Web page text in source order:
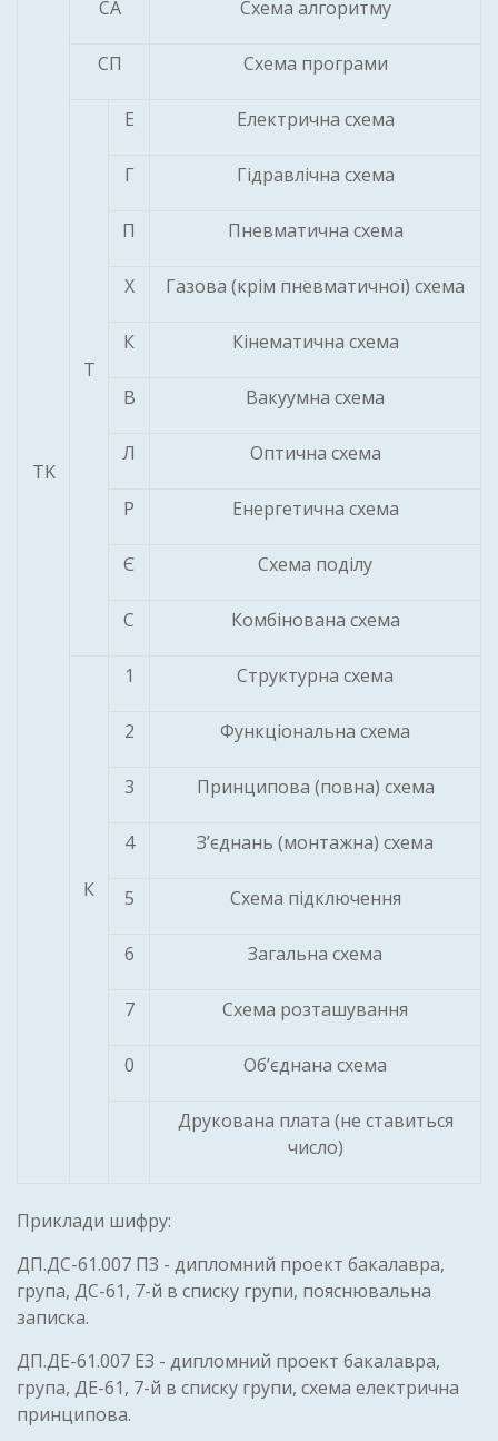
TK
СА Схема алгоритму
СП Схема програми
Т
Е Електрична схема
Г Гідравлічна схема
П Пневматична схема
Х Газова (крім пневматичної) схема
К Кінематична схема
В Вакуумна схема
Л Оптична схема
Р Енергетична схема
Є Схема поділу
С Комбінована схема
К
1 Структурна схема
2 Функціональна схема
3 Принципова (повна) схема
4 З’єднань (монтажна) схема
5 Схема підключення
6 Загальна схема
7 Схема розташування
0 Об’єднана схема
Друкована плата (не ставиться
число)
Приклади шифру:
ДП.ДС-61.007 ПЗ - дипломний проект бакалавра,
група, ДС-61, 7-й в списку групи, пояснювальна
записка.
ДП.ДЕ-61.007 ЕЗ - дипломний проект бакалавра,
група, ДЕ-61, 7-й в списку групи, схема електрична
принципова.